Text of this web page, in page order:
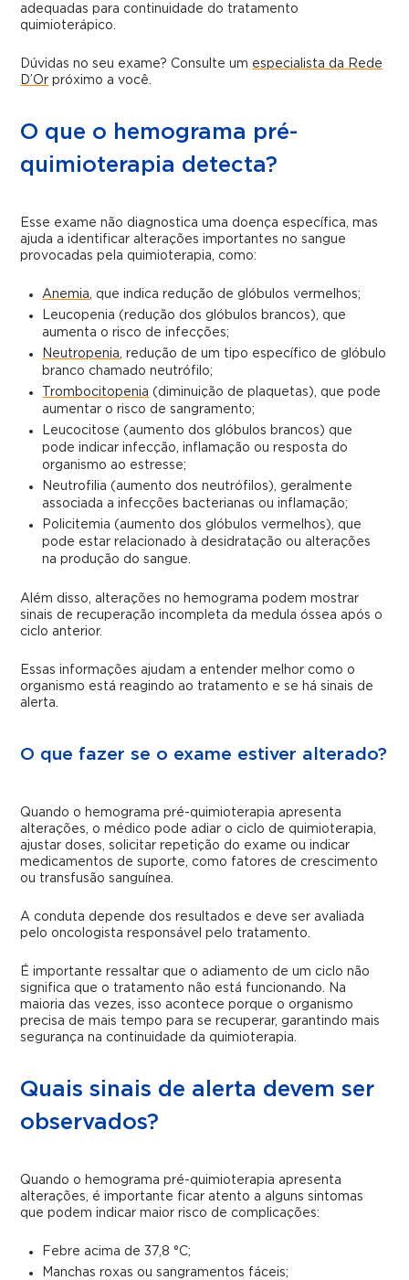
adequadas para continuidade do tratamento
quimioterápico.
Dúvidas no seu exame? Consulte um especialista da Rede
D’Or próximo a você.
O que o hemograma pré-
quimioterapia detecta?
Esse exame não diagnostica uma doença específica, mas
ajuda a identificar alterações importantes no sangue
provocadas pela quimioterapia, como:
Anemia, que indica redução de glóbulos vermelhos;
Leucopenia (redução dos glóbulos brancos), que
aumenta o risco de infecções;
Neutropenia, redução de um tipo específico de glóbulo
branco chamado neutrófilo;
Trombocitopenia (diminuição de plaquetas), que pode
aumentar o risco de sangramento;
Leucocitose (aumento dos glóbulos brancos) que
pode indicar infecção, inflamação ou resposta do
organismo ao estresse;
Neutrofilia (aumento dos neutrófilos), geralmente
associada a infecções bacterianas ou inflamação;
Policitemia (aumento dos glóbulos vermelhos), que
pode estar relacionado à desidratação ou alterações
na produção do sangue.
Além disso, alterações no hemograma podem mostrar
sinais de recuperação incompleta da medula óssea após o
ciclo anterior.
Essas informações ajudam a entender melhor como o
organismo está reagindo ao tratamento e se há sinais de
alerta.
O que fazer se o exame estiver alterado?
Quando o hemograma pré-quimioterapia apresenta
alterações, o médico pode adiar o ciclo de quimioterapia,
ajustar doses, solicitar repetição do exame ou indicar
medicamentos de suporte, como fatores de crescimento
ou transfusão sanguínea.
A conduta depende dos resultados e deve ser avaliada
pelo oncologista responsável pelo tratamento.
É importante ressaltar que o adiamento de um ciclo não
significa que o tratamento não está funcionando. Na
maioria das vezes, isso acontece porque o organismo
precisa de mais tempo para se recuperar, garantindo mais
segurança na continuidade da quimioterapia.
Quais sinais de alerta devem ser
observados?
Quando o hemograma pré-quimioterapia apresenta
alterações, é importante ficar atento a alguns sintomas
que podem indicar maior risco de complicações:
Febre acima de 37,8 °C;
Manchas roxas ou sangramentos fáceis;